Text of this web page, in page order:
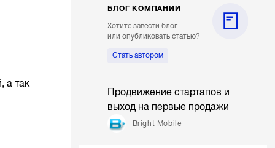
а так
БЛОГ КОМПАНИИ
Хотите завести блог
или опубликовать статью?
Стать автором
Продвижение стартапов и
выход на первые продажи
Bright Mobile